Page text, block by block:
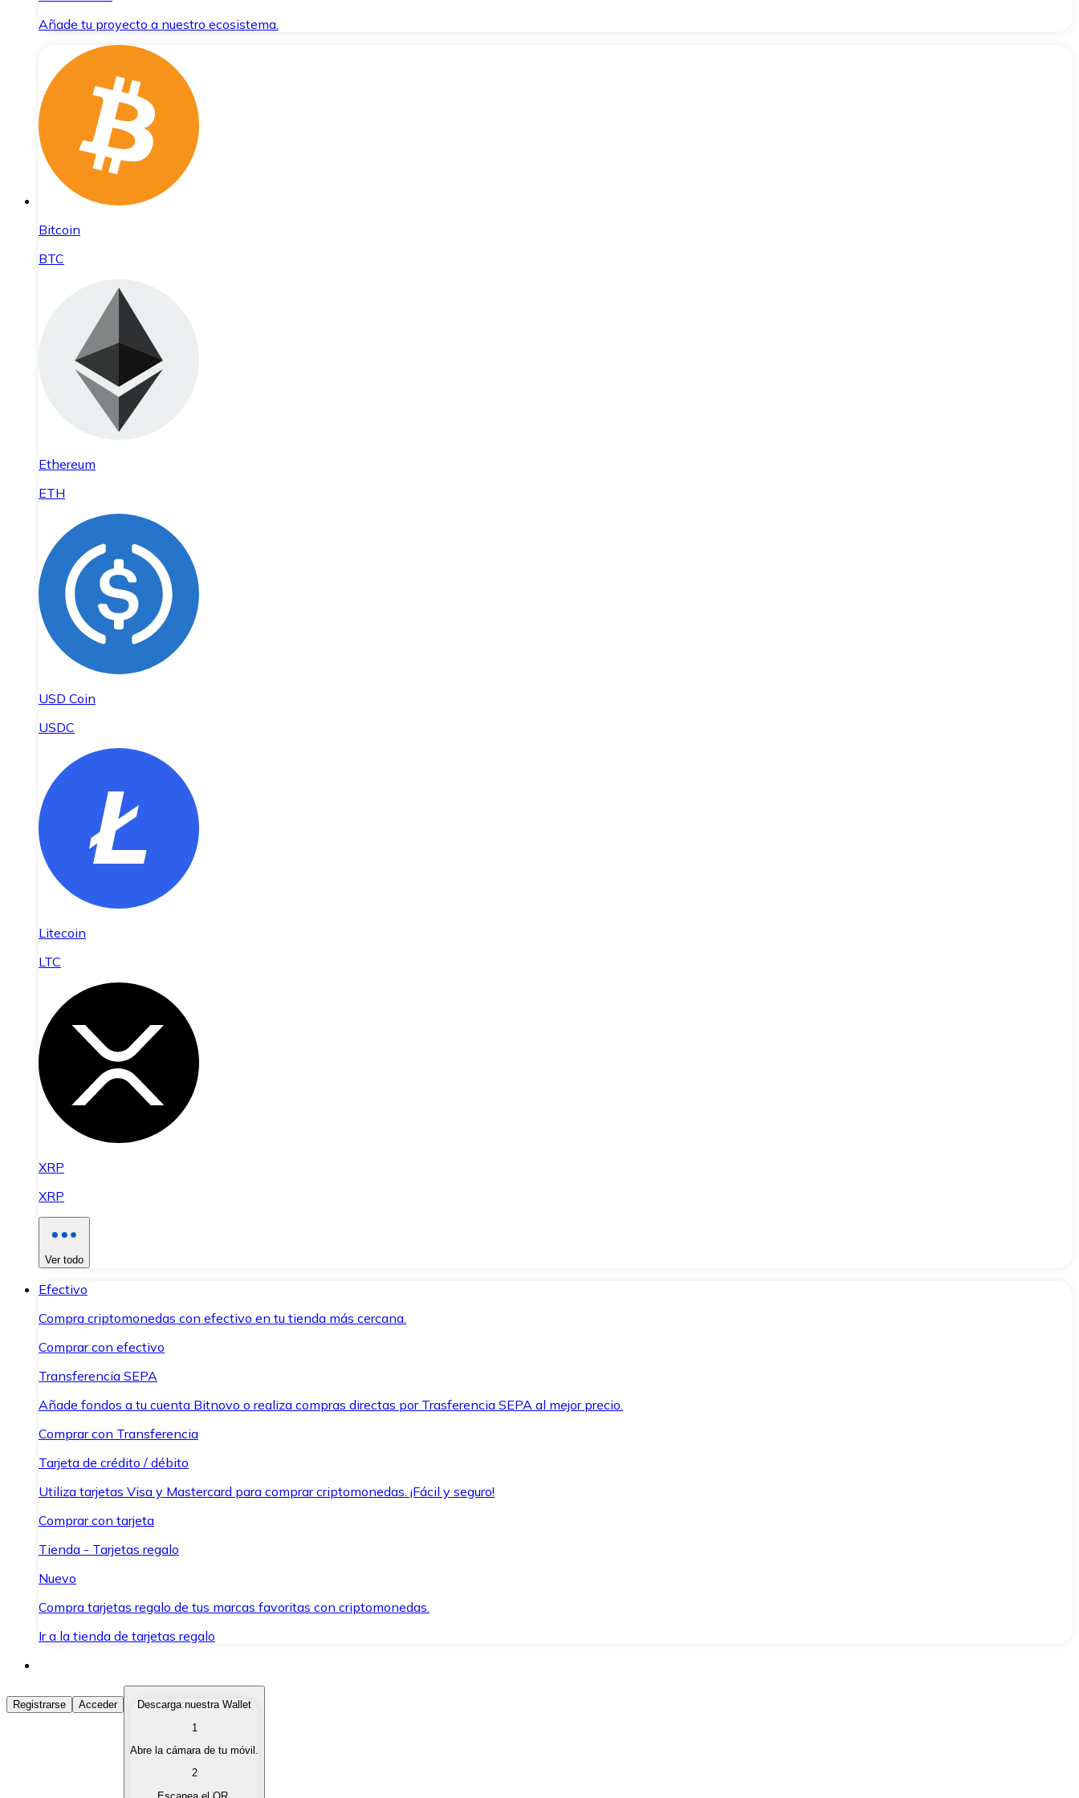
Añade tu proyecto a nuestro ecosistema.
Bitcoin
BTC
Ethereum
ETH
USD Coin
USDC
Litecoin
LTC
XRP
XRP
Ver todo
Efectivo
Compra criptomonedas con efectivo en tu tienda más cercana.
Comprar con efectivo
Transferencia SEPA
Añade fondos a tu cuenta Bitnovo o realiza compras directas por Trasferencia SEPA al mejor precio.
Comprar con Transferencia
Tarjeta de crédito / débito
Utiliza tarjetas Visa y Mastercard para comprar criptomonedas. ¡Fácil y seguro!
Comprar con tarjeta
Tienda - Tarjetas regalo
Nuevo
Compra tarjetas regalo de tus marcas favoritas con criptomonedas.
Ir a la tienda de tarjetas regalo
Comprar Criptomonedas
Compra criptomonedas con diferentes métodos de pago.
Vende tus criptomonedas de forma rápida y segura.
Registrarse Acceder
Descarga nuestra Wallet
1
Abre la cámara de tu móvil.
2